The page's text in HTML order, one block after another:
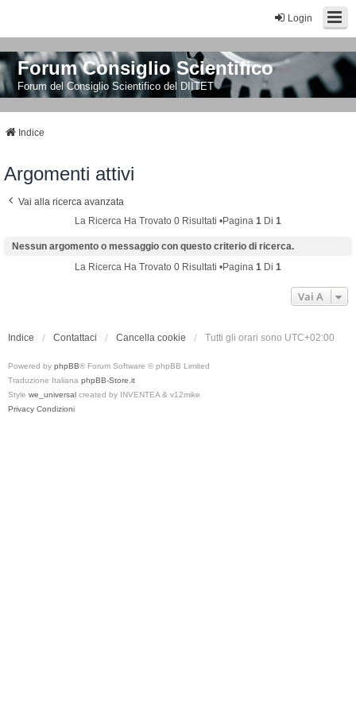
Login
Forum Consiglio Scientifico
Forum del Consiglio Scientifico del DIITET
Indice
Argomenti attivi
Vai alla ricerca avanzata
La Ricerca Ha Trovato 0 Risultati •Pagina 1 Di 1
Nessun argomento o messaggio con questo criterio di ricerca.
La Ricerca Ha Trovato 0 Risultati •Pagina 1 Di 1
Vai A
Indice Contattaci Cancella cookie Tutti gli orari sono UTC+02:00
Powered by phpBB® Forum Software © phpBB Limited
Traduzione Italiana phpBB-Store.it
Style we_universal created by INVENTEA & v12mike
Privacy Condizioni